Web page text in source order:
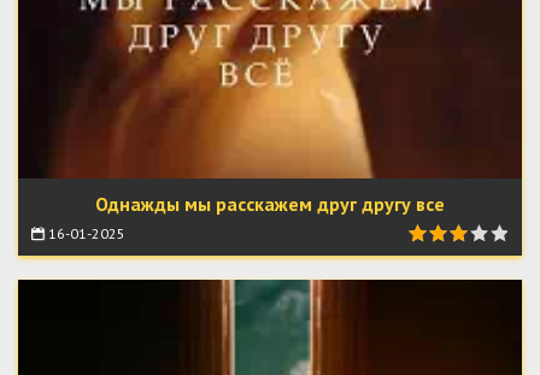
Однажды мы расскажем друг другу все
16-01-2025